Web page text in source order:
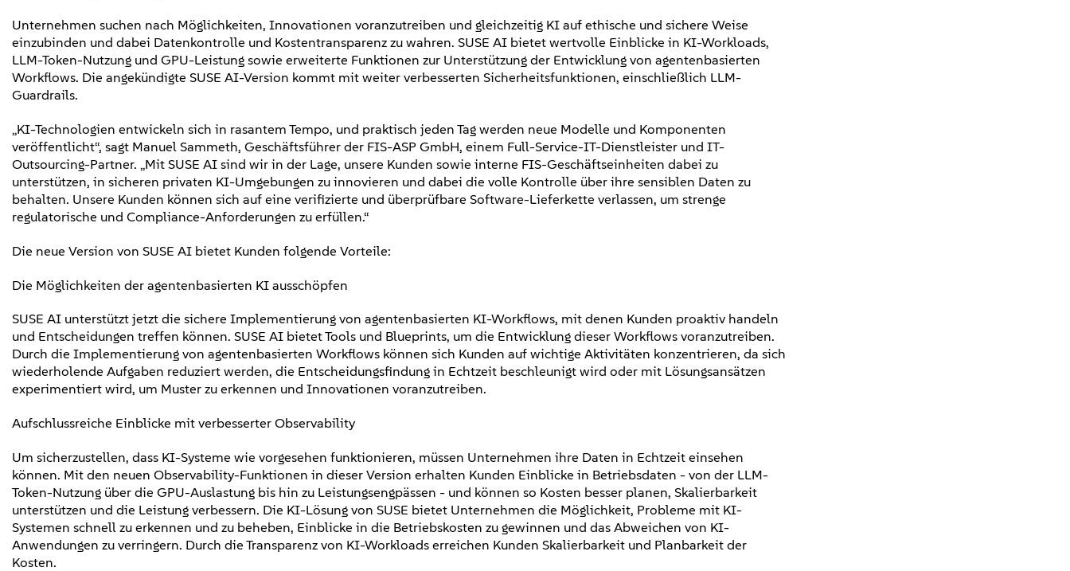
Unternehmen suchen nach Möglichkeiten, Innovationen voranzutreiben und gleichzeitig KI auf ethische und sichere Weise
einzubinden und dabei Datenkontrolle und Kostentransparenz zu wahren. SUSE AI bietet wertvolle Einblicke in KI-Workloads,
LLM-Token-Nutzung und GPU-Leistung sowie erweiterte Funktionen zur Unterstützung der Entwicklung von agentenbasierten
Workflows. Die angekündigte SUSE AI-Version kommt mit weiter verbesserten Sicherheitsfunktionen, einschließlich LLM-
Guardrails.
„KI-Technologien entwickeln sich in rasantem Tempo, und praktisch jeden Tag werden neue Modelle und Komponenten
veröffentlicht“, sagt Manuel Sammeth, Geschäftsführer der FIS-ASP GmbH, einem Full-Service-IT-Dienstleister und IT-
Outsourcing-Partner. „Mit SUSE AI sind wir in der Lage, unsere Kunden sowie interne FIS-Geschäftseinheiten dabei zu
unterstützen, in sicheren privaten KI-Umgebungen zu innovieren und dabei die volle Kontrolle über ihre sensiblen Daten zu
behalten. Unsere Kunden können sich auf eine verifizierte und überprüfbare Software-Lieferkette verlassen, um strenge
regulatorische und Compliance-Anforderungen zu erfüllen.“
Die neue Version von SUSE AI bietet Kunden folgende Vorteile:
Die Möglichkeiten der agentenbasierten KI ausschöpfen
SUSE AI unterstützt jetzt die sichere Implementierung von agentenbasierten KI-Workflows, mit denen Kunden proaktiv handeln
und Entscheidungen treffen können. SUSE AI bietet Tools und Blueprints, um die Entwicklung dieser Workflows voranzutreiben.
Durch die Implementierung von agentenbasierten Workflows können sich Kunden auf wichtige Aktivitäten konzentrieren, da sich
wiederholende Aufgaben reduziert werden, die Entscheidungsfindung in Echtzeit beschleunigt wird oder mit Lösungsansätzen
experimentiert wird, um Muster zu erkennen und Innovationen voranzutreiben.
Aufschlussreiche Einblicke mit verbesserter Observability
Um sicherzustellen, dass KI-Systeme wie vorgesehen funktionieren, müssen Unternehmen ihre Daten in Echtzeit einsehen
können. Mit den neuen Observability-Funktionen in dieser Version erhalten Kunden Einblicke in Betriebsdaten - von der LLM-
Token-Nutzung über die GPU-Auslastung bis hin zu Leistungsengpässen - und können so Kosten besser planen, Skalierbarkeit
unterstützen und die Leistung verbessern. Die KI-Lösung von SUSE bietet Unternehmen die Möglichkeit, Probleme mit KI-
Systemen schnell zu erkennen und zu beheben, Einblicke in die Betriebskosten zu gewinnen und das Abweichen von KI-
Anwendungen zu verringern. Durch die Transparenz von KI-Workloads erreichen Kunden Skalierbarkeit und Planbarkeit der
Kosten.